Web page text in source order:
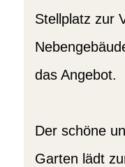
Stellplatz zur
das Angebot.
Der schöne
Garten lädt